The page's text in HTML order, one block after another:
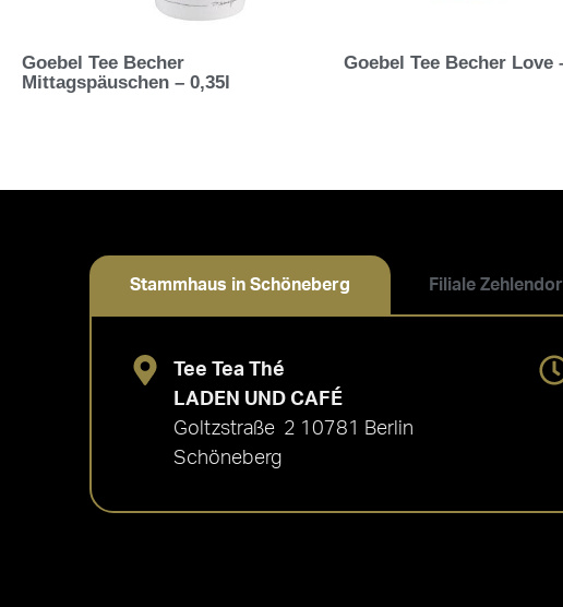
Goebel Tee Becher
Mittagspäuschen – 0,35l
Goebel Tee Becher Love
Stammhaus in Schöneberg Filiale
Tee Tea Thé
LADEN UND CAFÉ
Goltzstraße 2 10781 Berlin
Schöneberg